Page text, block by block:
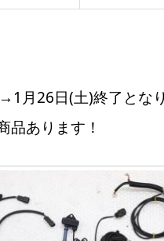
月26日(土)終了となり
品あります！